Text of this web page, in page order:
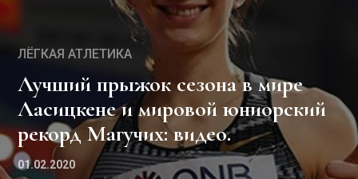
ЛЁГКАЯ АТЛЕТИКА
Лучший прыжок сезона в мире
Ласицкене и мировой юниорский
рекорд Магучих: видео.
01.02.2020